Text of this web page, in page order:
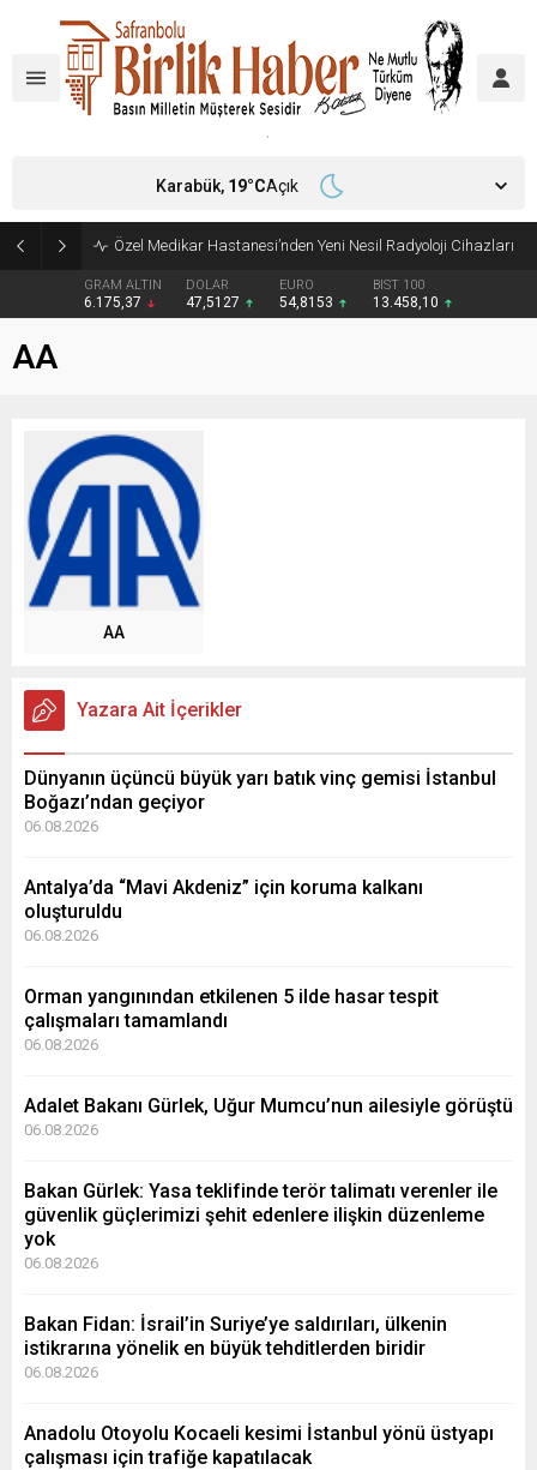
GRAM ALTIN
6.175,37
DOLAR
47,5127
EURO
54,8153
BIST 100
13.458,10
Karabük, 19°CAçık
AA
AA
Yazara Ait İçerikler
Dünyanın üçüncü büyük yarı batık vinç gemisi İstanbul
Boğazı’ndan geçiyor
06.08.2026
Antalya’da “Mavi Akdeniz” için koruma kalkanı
oluşturuldu
06.08.2026
Orman yangınından etkilenen 5 ilde hasar tespit
çalışmaları tamamlandı
06.08.2026
Adalet Bakanı Gürlek, Uğur Mumcu’nun ailesiyle görüştü
06.08.2026
Bakan Gürlek: Yasa teklifinde terör talimatı verenler ile
güvenlik güçlerimizi şehit edenlere ilişkin düzenleme
yok
06.08.2026
Bakan Fidan: İsrail’in Suriye’ye saldırıları, ülkenin
istikrarına yönelik en büyük tehditlerden biridir
06.08.2026
Anadolu Otoyolu Kocaeli kesimi İstanbul yönü üstyapı
çalışması için trafiğe kapatılacak